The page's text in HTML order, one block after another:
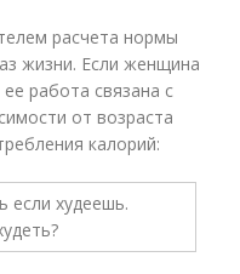
расчета нормы
жизни. Если женщина
работа связана с
от возраста
калорий: